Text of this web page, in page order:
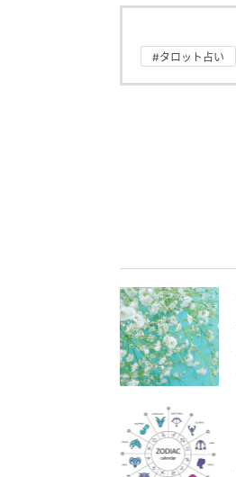
#タロット占い